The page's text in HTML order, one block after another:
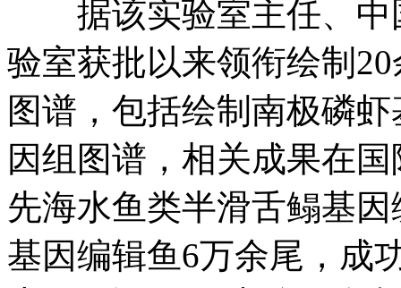
据该实验室主任、中
验室获批以来领衔绘制
图谱，包括绘制南极磷
因组图谱，相关成果在
先海水鱼类半滑舌鳎基
基因编辑鱼6万余尾，成